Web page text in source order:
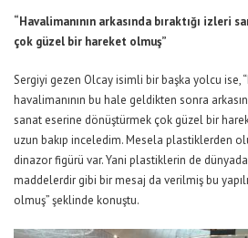
“Havalimanının arkasında bıraktığı izleri
çok güzel bir hareket olmuş”
Sergiyi gezen Olcay isimli bir başka yolcu ise,
havalimanının bu hale geldikten sonra
sanat eserine dönüştürmek çok güzel bir
uzun bakıp inceledim. Mesela plastiklerden
dinazor figürü var. Yani plastiklerin de
maddelerdir gibi bir mesaj da verilmiş bu
olmuş” şeklinde konuştu.